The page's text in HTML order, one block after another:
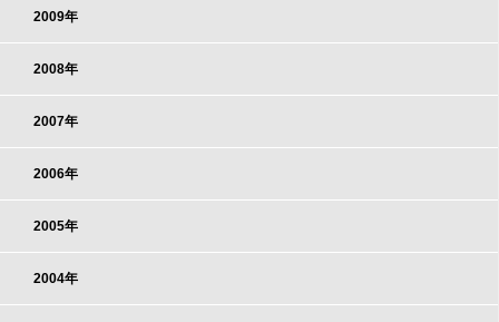
2009年
2008年
2007年
2006年
2005年
2004年